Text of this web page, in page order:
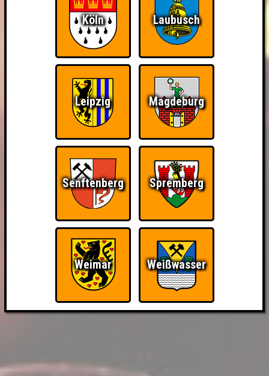
Köln Laubusch
Leipzig Magdeburg
Senftenberg Spremberg
Weimar Weißwasser